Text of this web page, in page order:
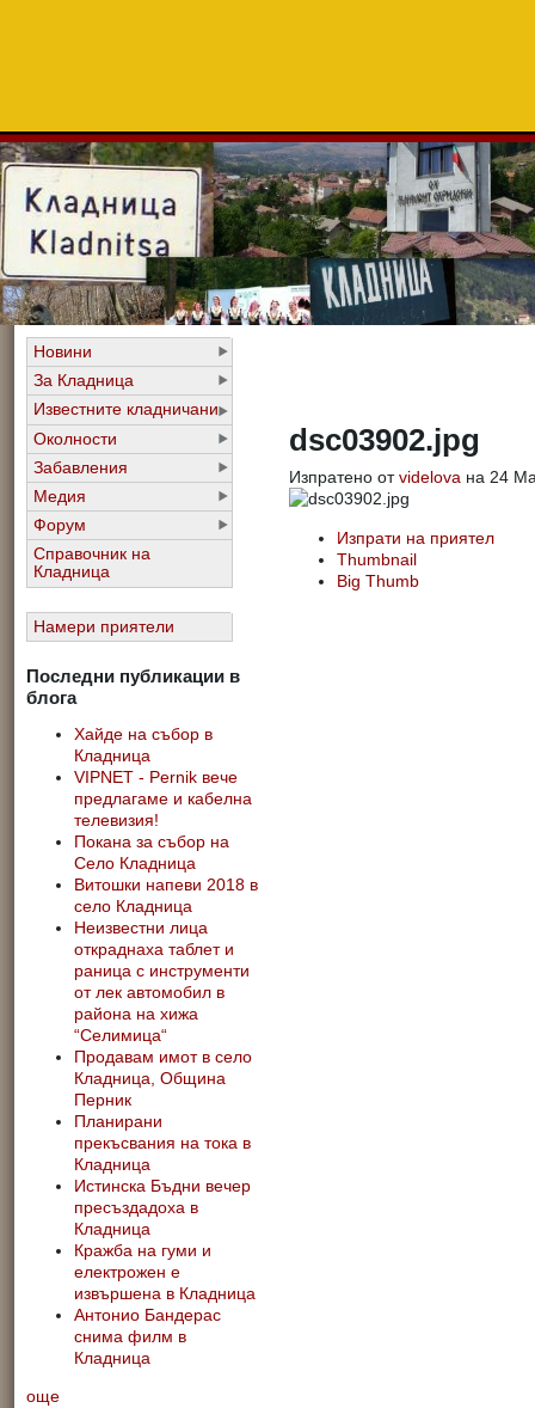
Новини
За Кладница
Известните кладничани
Околности
Забавления
Медия
Форум
Справочник на
Кладница
Намери приятели
Последни публикации в
блога
Хайде на събор в
Кладница
VIPNET - Pernik вече
предлагаме и кабелна
телевизия!
Покана за събор на
Село Кладница
Витошки напеви 2018 в
село Кладница
Неизвестни лица
откраднаха таблет и
раница с инструменти
от лек автомобил в
района на хижа
“Селимица“
Продавам имот в село
Кладница, Община
Перник
Планирани
прекъсвания на тока в
Кладница
Истинска Бъдни вечер
пресъздадоха в
Кладница
Кражба на гуми и
електрожен е
извършена в Кладница
Антонио Бандерас
снима филм в
Кладница
още
dsc03902.jpg
Изпратено отvidelova на 24
Изпрати на приятел
Thumbnail
Big Thumb